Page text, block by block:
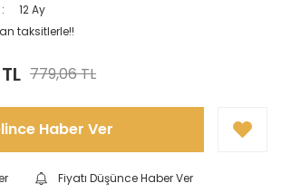
12 Ay
taksitlerle!!
779,06 TL
Haber Ver
Fiyatı Düşünce Haber Ver